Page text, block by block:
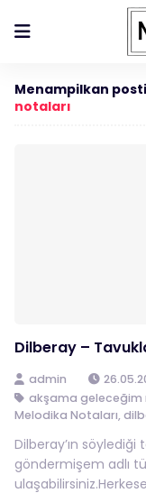
Menampilkan
notaları
Dilberay –
admin
akşama geleceğim
Melodika Notaları,
Dilberay’ın söylediği
göndermişem adlı